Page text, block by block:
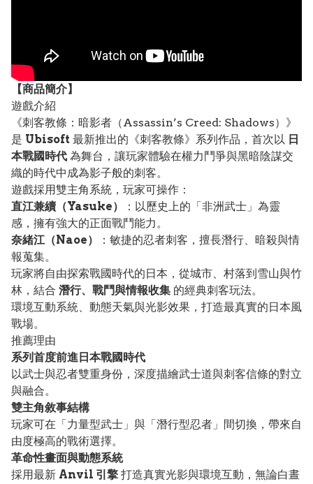
【商品簡介】
遊戲介紹
《刺客教條：暗影者（Assassin’s Creed: Shadows）》
是 Ubisoft 最新推出的《刺客教條》系列作品，首次以 日
本戰國時代 為舞台，讓玩家體驗在權力鬥爭與黑暗陰謀交
織的時代中成為影子般的刺客。
遊戲採用雙主角系統，玩家可操作：
直江兼續（Yasuke）
：以歷史上的「非洲武士」為靈
感，擁有強大的正面戰鬥能力。
奈緒江（Naoe）
：敏捷的忍者刺客，擅長潛行、暗殺與情
報蒐集。
玩家將自由探索戰國時代的日本，從城市、村落到雪山與竹
林，結合 潛行、戰鬥與情報收集 的經典刺客玩法。
環境互動系統、動態天氣與光影效果，打造最真實的日本風
戰場。
推薦理由
系列首度前進日本戰國時代
以武士與忍者雙重身份，深度描繪武士道與刺客信條的對立
與融合。
雙主角敘事結構
玩家可在「力量型武士」與「潛行型忍者」間切換，帶來自
由度極高的戰術選擇。
革命性畫面與動態系統
採用最新 Anvil 引擎 打造真實光影與環境互動，無論白晝